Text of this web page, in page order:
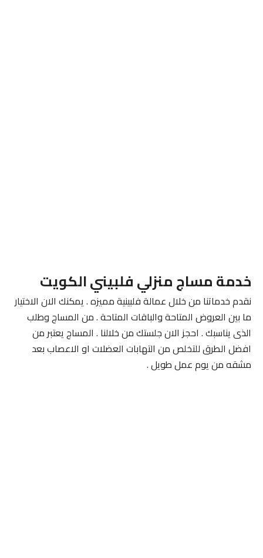
خدمة مساج منزلي فلبيني الكويت
نقدم خدماتنا من خلال عمالة فلبينية مميزه . يمكنك الان الاختيار
ما بين العروض المتاحة والباقات المتاحة . من المساج وطلب
الذى يناسبك . احجز الان جلستك من خلالنا . المساج يعتبر من
افضل الطرق للتخلص من التهابات العضلات او الاعصاب بعد
مشقه من يوم عمل طويل .